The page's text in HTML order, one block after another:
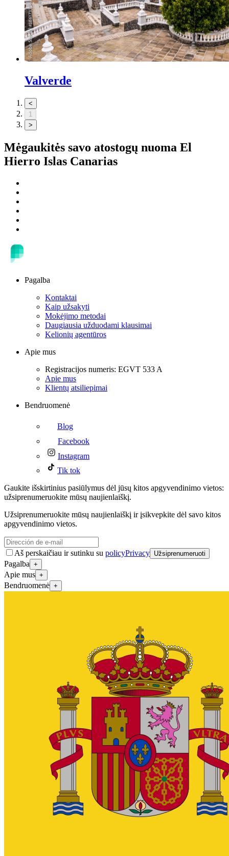
Valverde
<
1
>
Mėgaukitės savo atostogų nuoma El
Hierro Islas Canarias
Pagalba
Kontaktai
Kaip užsakyti
Mokėjimo metodai
Daugiausia užduodami klausimai
Kelionių agentūros
Apie mus
Registracijos numeris: EGVT 533 A
Apie mus
Klientų atsiliepimai
Bendruomenė
Blog
Facebook
Instagram
Tik tok
Gaukite išskirtinius pasiūlymus dėl jūsų kitos apgyvendinimo vietos:
užsiprenumeruokite mūsų naujienlaiškį.
Užsiprenumeruokite mūsų naujienlaiškį ir įsikvepkite dėl savo kitos
apgyvendinimo vietos.
Aš perskaičiau ir sutinku su policyPrivacy Užsiprenumeruoti
Pagalba +
Apie mus +
Bendruomenė +